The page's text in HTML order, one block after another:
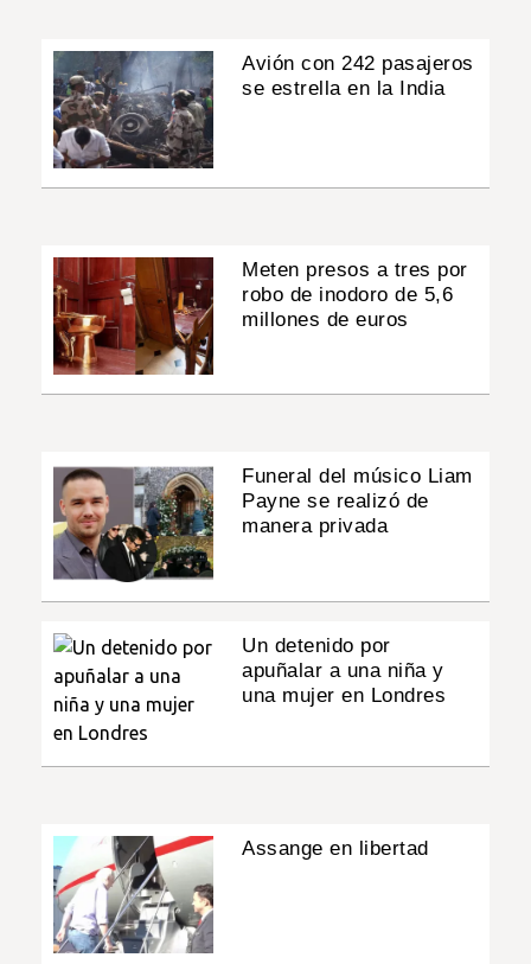
Avión con 242 pasajeros
se estrella en la India
Meten presos a tres por
robo de inodoro de 5,6
millones de euros
Funeral del músico Liam
Payne se realizó de
manera privada
Un detenido por
apuñalar a una niña y
una mujer en Londres
Assange en libertad